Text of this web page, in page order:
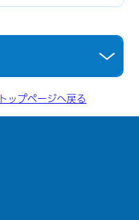
トップページへ戻る